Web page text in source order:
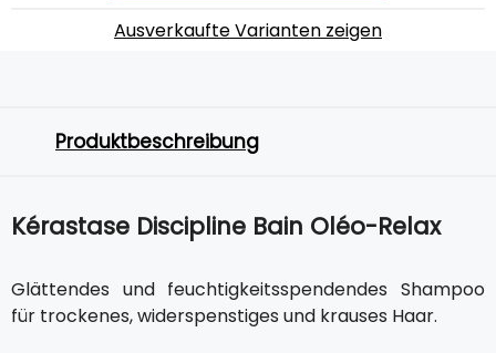
Ausverkaufte Varianten zeigen
Produktbeschreibung
Kérastase Discipline Bain Oléo-Relax
Glättendes und feuchtigkeitsspendendes Shampoo
für trockenes, widerspenstiges und krauses Haar.